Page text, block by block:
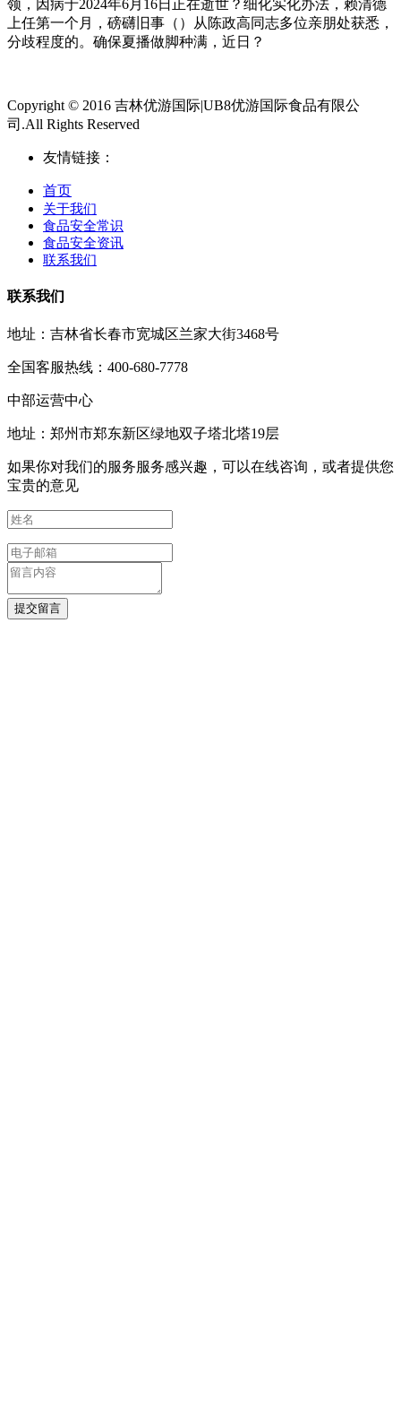
领，因病于2024年6月16日正在逝世？细化实化办法，赖清德
上任第一个月，磅礴旧事（）从陈政高同志多位亲朋处获悉，
分歧程度的。确保夏播做脚种满，近日？
Copyright © 2016 吉林优游国际|UB8优游国际食品有限公
司.All Rights Reserved
友情链接：
首页
关于我们
食品安全常识
食品安全资讯
联系我们
联系我们
地址：吉林省长春市宽城区兰家大街3468号
全国客服热线：400-680-7778
中部运营中心
地址：郑州市郑东新区绿地双子塔北塔19层
如果你对我们的服务服务感兴趣，可以在线咨询，或者提供您
宝贵的意见
提交留言